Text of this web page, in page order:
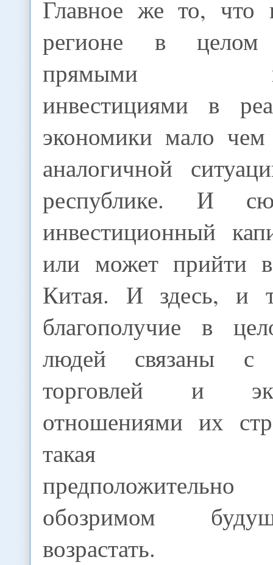
Главное же то,
регионе в
прямыми
инвестициями в
экономики мало чем
аналогичной
республике. И
инвестиционный
или может прийти
Китая. И здесь, и
благополучие в
людей связаны с
торговлей и
отношениями их
такая
обозримом
возрастать.